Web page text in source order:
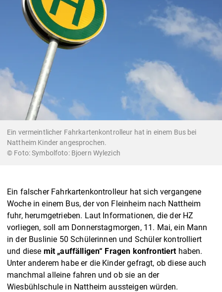
Ein vermeintlicher Fahrkartenkontrolleur hat in einem Bus bei
Nattheim Kinder angesprochen.
Symbolfoto: Bjoern Wylezich
Ein falscher Fahrkartenkontrolleur hat sich vergangene
Woche in einem Bus, der von Fleinheim nach Nattheim
fuhr, herumgetrieben. Laut Informationen, die der HZ
vorliegen, soll am Donnerstagmorgen, 11. Mai, ein Mann
in der Buslinie 50 Schülerinnen und Schüler kontrolliert
und diese mit „auffälligen“ Fragen konfrontierthaben.
Unter anderem habe er die Kinder gefragt, ob diese auch
manchmal alleine fahren und ob sie an der
Wiesbühlschule in Nattheim aussteigen würden.